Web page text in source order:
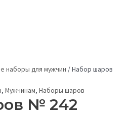
наборы для мужчин /Набор шаров
, Мужчинам, Наборы шаров
№ 242